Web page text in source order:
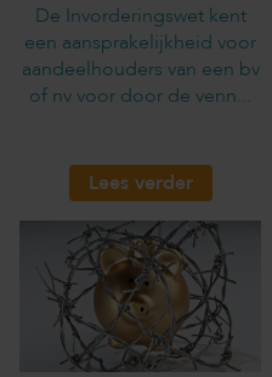
De Invorderingswet kent
een aansprakelijkheid voor
aandeelhouders van een bv
of nv voor door de venn...
Lees verder